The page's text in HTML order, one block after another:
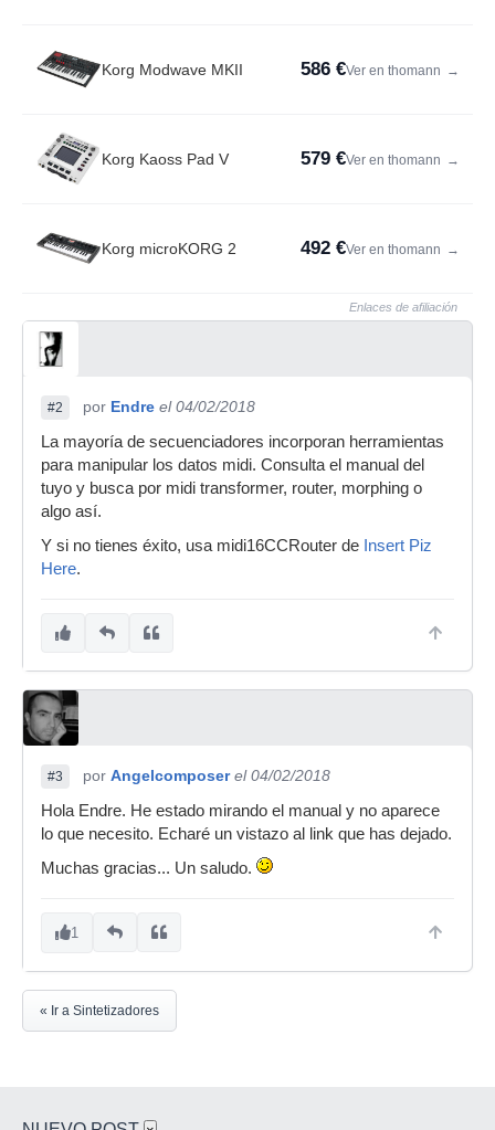
Korg Modwave MKII 586 €Ver en thomann →
Korg Kaoss Pad V 579 €Ver en thomann →
Korg microKORG 2 492 €Ver en thomann →
Enlaces de afiliación
#2 por Endre el 04/02/2018
La mayoría de secuenciadores incorporan herramientas
para manipular los datos midi. Consulta el manual del
tuyo y busca por midi transformer, router, morphing o
algo así.
Y si no tienes éxito, usa midi16CCRouter de Insert Piz
Here.
#3 por Angelcomposer el 04/02/2018
Hola Endre. He estado mirando el manual y no aparece
lo que necesito. Echaré un vistazo al link que has dejado.
Muchas gracias... Un saludo.
1
« Ir a Sintetizadores